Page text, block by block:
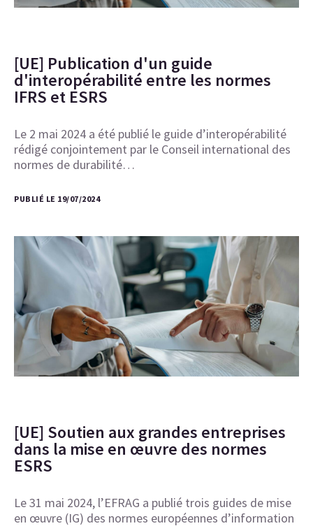
[UE] Publication d'un guide
d'interopérabilité entre les normes
IFRS et ESRS
Le 2 mai 2024 a été publié le guide d’interopérabilité
rédigé conjointement par le Conseil international des
normes de durabilité…
PUBLIÉ LE 19/07/2024
[UE] Soutien aux grandes entreprises
dans la mise en œuvre des normes
ESRS
Le 31 mai 2024, l’EFRAG a publié trois guides de mise
en œuvre (IG) des normes européennes d’information